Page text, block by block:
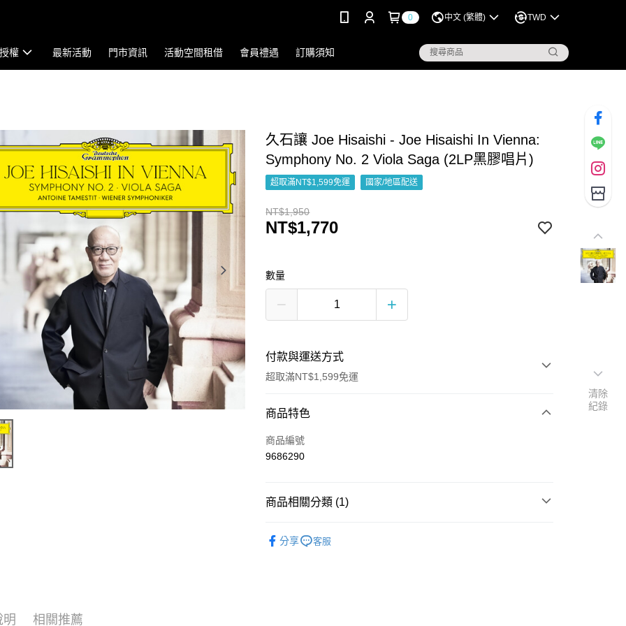
0 中文 (繁體) TWD
權 最新活動 門市資訊 活動空間租借 會員禮遇 訂購須知
久石讓 Joe Hisaishi - Joe Hisaishi In Vienna:
Symphony No. 2 Viola Saga (2LP黑膠唱片)
超取滿NT$1,599免運 國家/地區配送
NT$1,950
NT$1,770
數量
付款與運送方式
超取滿NT$1,599免運
付款方式
信用卡一次付款
悠遊付
商品特色
商品編號
9686290
商品相關分類 (1)
分享
客服
明 相關推薦
清除
紀錄